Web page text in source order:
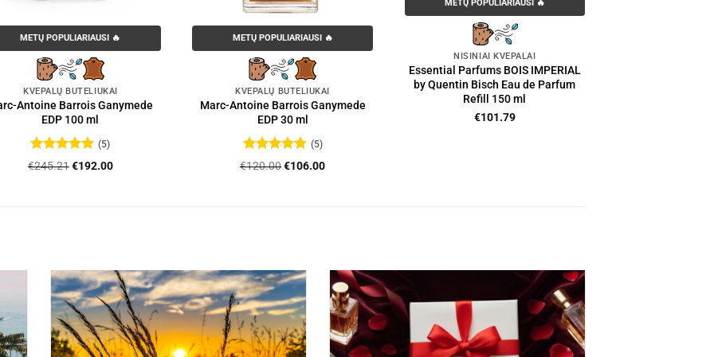
METŲ POPULIARIAUSI 🔥
KVEPALŲ BUTELIUKAI
Antoine Barrois Ganymede
EDP 100 ml
Įvertinimas:
(5)
€245.21Original
€192.00Current
METŲ POPULIARIAUSI 🔥
KVEPALŲ BUTELIUKAI
Marc-Antoine Barrois Ganymede
EDP 30 ml
Įvertinimas:
(5)
€120.00Original
€106.00Current
METŲ POPULIARIAUSI 🔥
NIŠINIAI KVEPALAI
Essential Parfums BOIS IMPERIAL
by Quentin Bisch Eau de Parfum
Refill 150 ml
€101.79